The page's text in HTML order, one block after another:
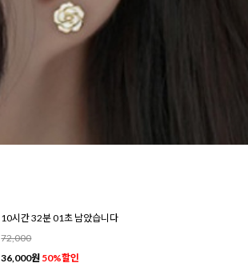
10시간 31분 59초 남았습니다
72,000
36,000원 50%할인